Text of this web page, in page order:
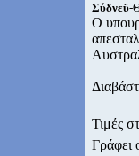
Σύδνεϋ-
Ο
Τιμές
Γράφει